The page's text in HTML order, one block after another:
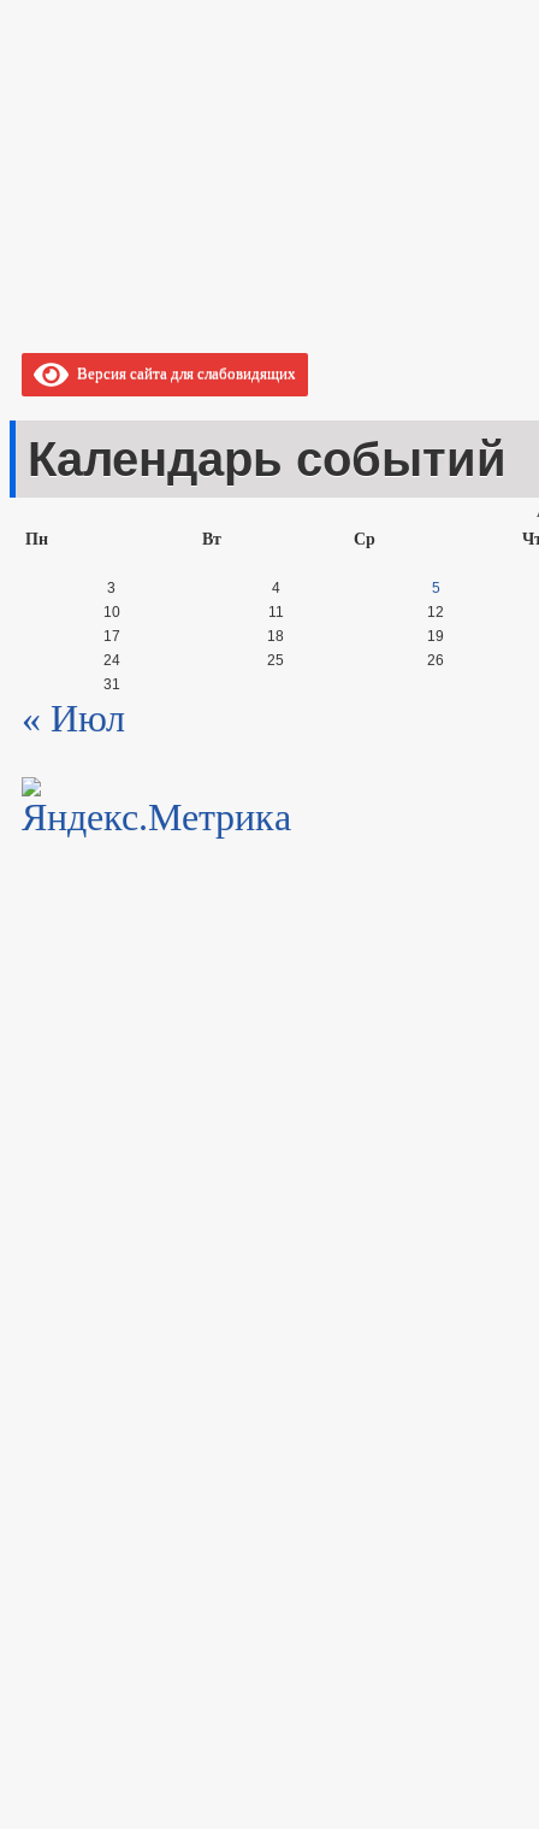
Версия сайта для слабовидящих
Календарь событий
Пн
Вт Ср
3 4
5
10
11
12
17
18
19
24
25
26
31
« Июл